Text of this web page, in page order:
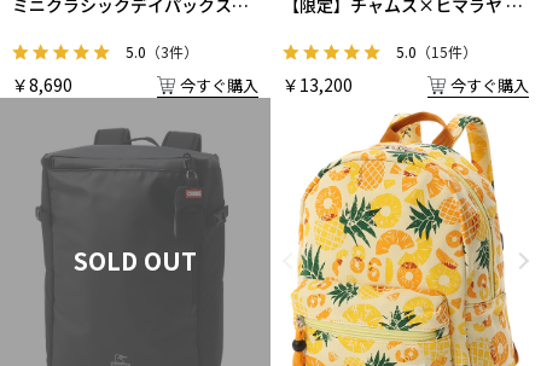
ミニクラシックデイパックスウ
5.0 （3件）
￥8,690 今すぐ購入
【限定】チャムス×ヒマラヤ チ
5.0 （15件）
￥13,200 今すぐ購入
SOLD OUT